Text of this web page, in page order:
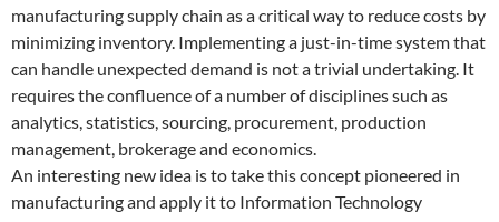
manufacturing supply chain as a critical way to reduce costs by
minimizing inventory. Implementing a just-in-time system that
can handle unexpected demand is not a trivial undertaking. It
requires the confluence of a number of disciplines such as
analytics, statistics, sourcing, procurement, production
management, brokerage and economics.
An interesting new idea is to take this concept pioneered in
manufacturing and apply it to Information Technology